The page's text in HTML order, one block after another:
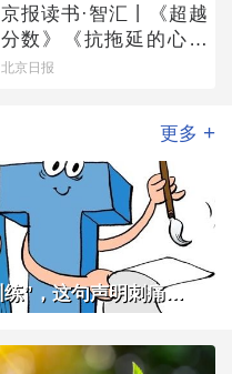
京报读书·智汇丨《超越
分数》《抗拖延的心理
学》《物理学的第一次
北京日报
更多 +
“禁止将本书用于人工智能训练”，这句声明刺痛了谁